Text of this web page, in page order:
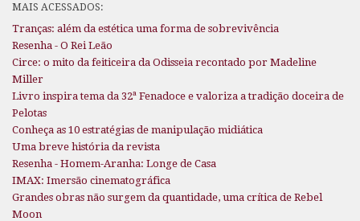
MAIS ACESSADOS:
Tranças: além da estética uma forma de sobrevivência
Resenha - O Rei Leão
Circe: o mito da feiticeira da Odisseia recontado por Madeline
Miller
Livro inspira tema da 32ª Fenadoce e valoriza a tradição doceira de
Pelotas
Conheça as 10 estratégias de manipulação midiática
Uma breve história da revista
Resenha - Homem-Aranha: Longe de Casa
IMAX: Imersão cinematográfica
Grandes obras não surgem da quantidade, uma crítica de Rebel
Moon